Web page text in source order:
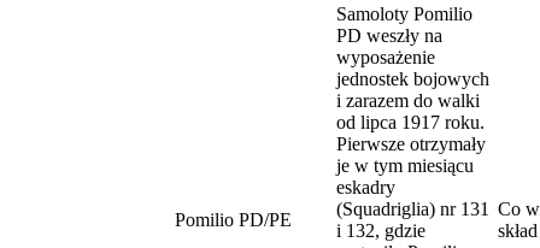
Pomilio PD/PE
Samoloty Pomilio
PD weszły na
wyposażenie
jednostek bojowych
i zarazem do walki
od lipca 1917 roku.
Pierwsze otrzymały
je w tym miesiącu
eskadry
(Squadriglia) nr 131
i 132, gdzie
Co